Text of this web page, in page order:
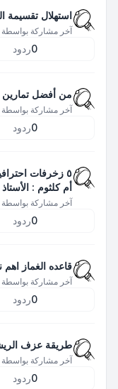
استهلال تقسيمة
آخر مشاركة بواسطة
0ردود
من أفضل تمارين
آخر مشاركة بواسطة
0ردود
٥ زخرفات
أم كلثوم :
آخر مشاركة بواسطة
0ردود
قاعده الغماز اهم
آخر مشاركة بواسطة
0ردود
طريقة عزف
آخر مشاركة بواسطة
0ردود